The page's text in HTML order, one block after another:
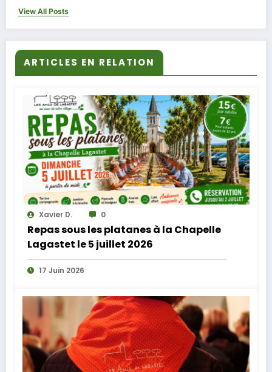
View All Posts
ARTICLES EN RELATION
Xavier D. 0
Repas sous les platanes à la Chapelle
Lagastet le 5 juillet 2026
17 Juin 2026